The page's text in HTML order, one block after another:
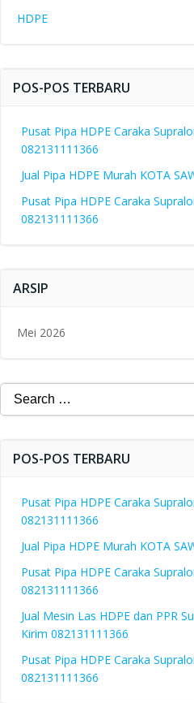
HDPE
POS-POS TERBARU
Pusat Pipa HDPE Caraka
082131111366
Jual Pipa HDPE Murah KOTA
Pusat Pipa HDPE Caraka
082131111366
ARSIP
Mei 2026
Search
for:
POS-POS TERBARU
Pusat Pipa HDPE Caraka
082131111366
Jual Pipa HDPE Murah KOTA
Pusat Pipa HDPE Caraka
082131111366
Jual Mesin Las HDPE dan PPR
Kirim 082131111366
Pusat Pipa HDPE Caraka
082131111366